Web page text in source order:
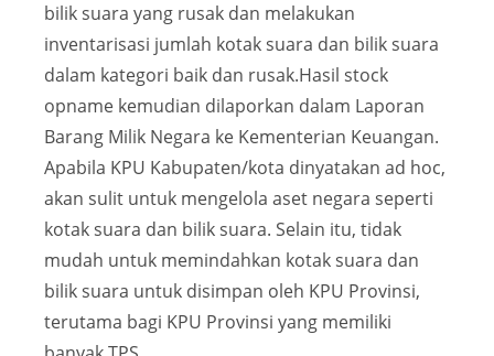
bilik suara yang rusak dan melakukan
inventarisasi jumlah kotak suara dan bilik suara
dalam kategori baik dan rusak.Hasil stock
opname kemudian dilaporkan dalam Laporan
Barang Milik Negara ke Kementerian Keuangan.
Apabila KPU Kabupaten/kota dinyatakan ad hoc,
akan sulit untuk mengelola aset negara seperti
kotak suara dan bilik suara. Selain itu, tidak
mudah untuk memindahkan kotak suara dan
bilik suara untuk disimpan oleh KPU Provinsi,
terutama bagi KPU Provinsi yang memiliki